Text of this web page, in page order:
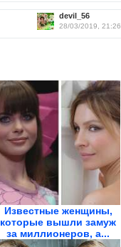
devil_56
28/03/2019, 21:26
Известные женщины,
которые вышли замуж
за миллионеров, а...